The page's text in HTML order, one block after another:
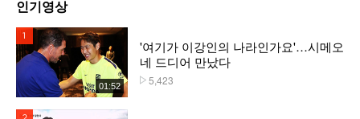
인기영상
01:52
'여기가 이강인의 나라인가요'…시메오
네 드디어 만났다
5,423